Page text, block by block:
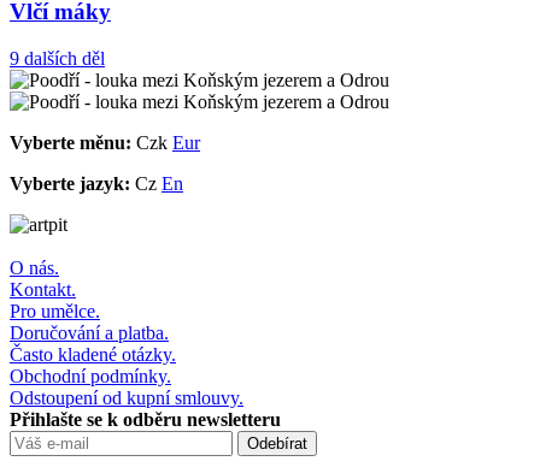
Vlčí máky
9 dalších děl
Vyberte měnu: Czk Eur
Vyberte jazyk: Cz En
O nás.
Kontakt.
Pro umělce.
Doručování a platba.
Často kladené otázky.
Obchodní podmínky.
Odstoupení od kupní smlouvy.
Přihlašte se k odběru newsletteru